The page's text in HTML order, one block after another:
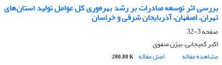
بررسی اثر توسعه صادرات بر رشد بهره‌وری کل عوامل تولید استان‌های
تهران، اصفهان، آذربایجان شرقی و خراسان
صفحه3-32
اکبر کمیجانی، بیژن صفوی
مشاهده مقاله
اصل مقاله 280.88 K